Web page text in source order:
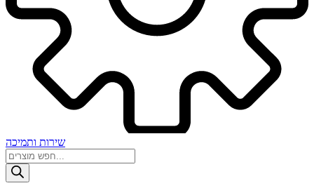
שירות ותמיכה
Products
search